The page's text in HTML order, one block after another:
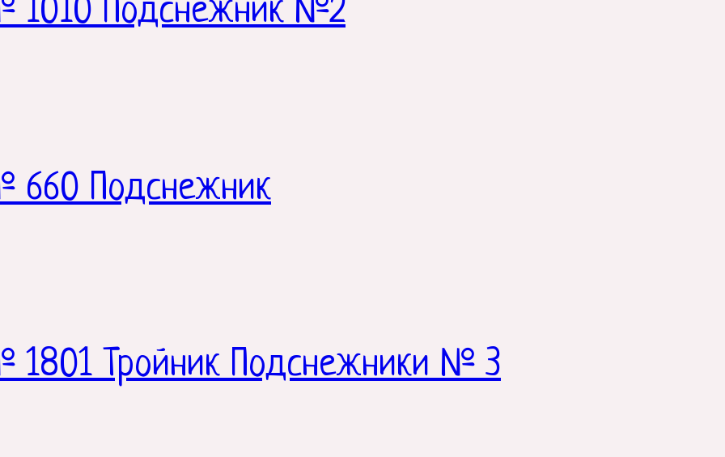
1010 Подснежник №2
660 Подснежник
1801 Тройник Подснежники № 3